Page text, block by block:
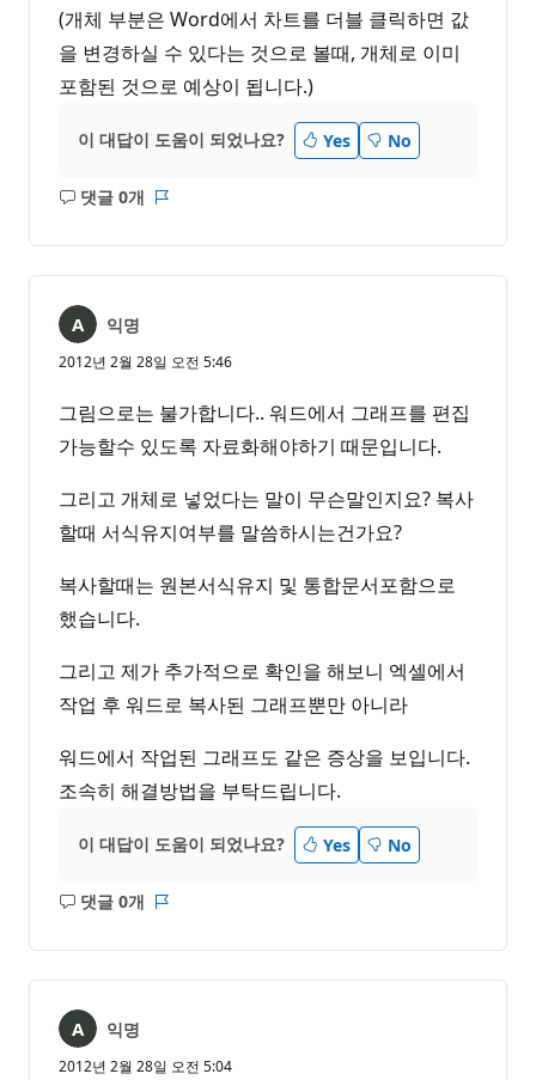
(개체 부분은 Word에서 차트를 더블 클릭하면 값
을 변경하실 수 있다는 것으로 볼때, 개체로 이미
포함된 것으로 예상이 됩니다.)
이 대답이 도움이 되었나요? Yes No
댓글 0개
설
음
익명
2012년 2월 28일 오전 5:46
그림으로는 불가합니다.. 워드에서 그래프를 편집
가능할수 있도록 자료화해야하기 때문입니다.
그리고 개체로 넣었다는 말이 무슨말인지요? 복사
할때 서식유지여부를 말씀하시는건가요?
복사할때는 원본서식유지 및 통합문서포함으로
했습니다.
그리고 제가 추가적으로 확인을 해보니 엑셀에서
작업 후 워드로 복사된 그래프뿐만 아니라
워드에서 작업된 그래프도 같은 증상을 보입니다.
조속히 해결방법을 부탁드립니다.
이 대답이 도움이 되었나요? Yes No
댓글 0개
설
음
익명
2012년 2월 28일 오전 5:04